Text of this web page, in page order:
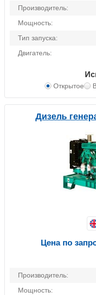
Производитель:
Мощность:
Тип запуска:
Двигатель:
Открытое
Дизель
Производитель:
Мощность:
Цена по